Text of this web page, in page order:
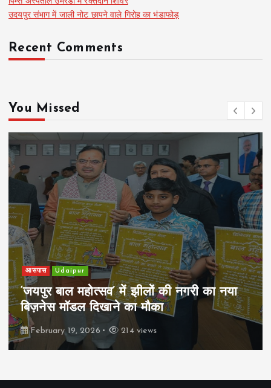
उदयपुर संभाग में जाली नोट छापने वाले गिरोह का भंडाफोड़
Recent Comments
You Missed
खेल Udaipur
पिम्स मेवाड़ कप 2026: क्रॉसवर्ड व आदित्यम
रियल स्टेट्स ने मुकाबले जीते
February 19, 2026 164 views